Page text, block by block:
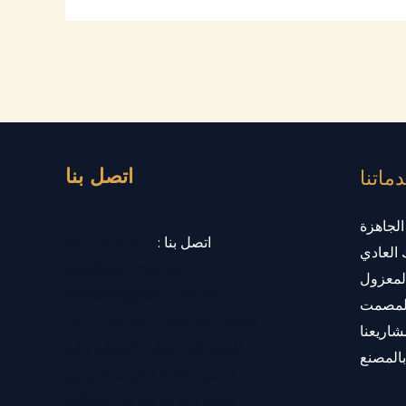
العادي
اتصل بنا
اتصل بنا :